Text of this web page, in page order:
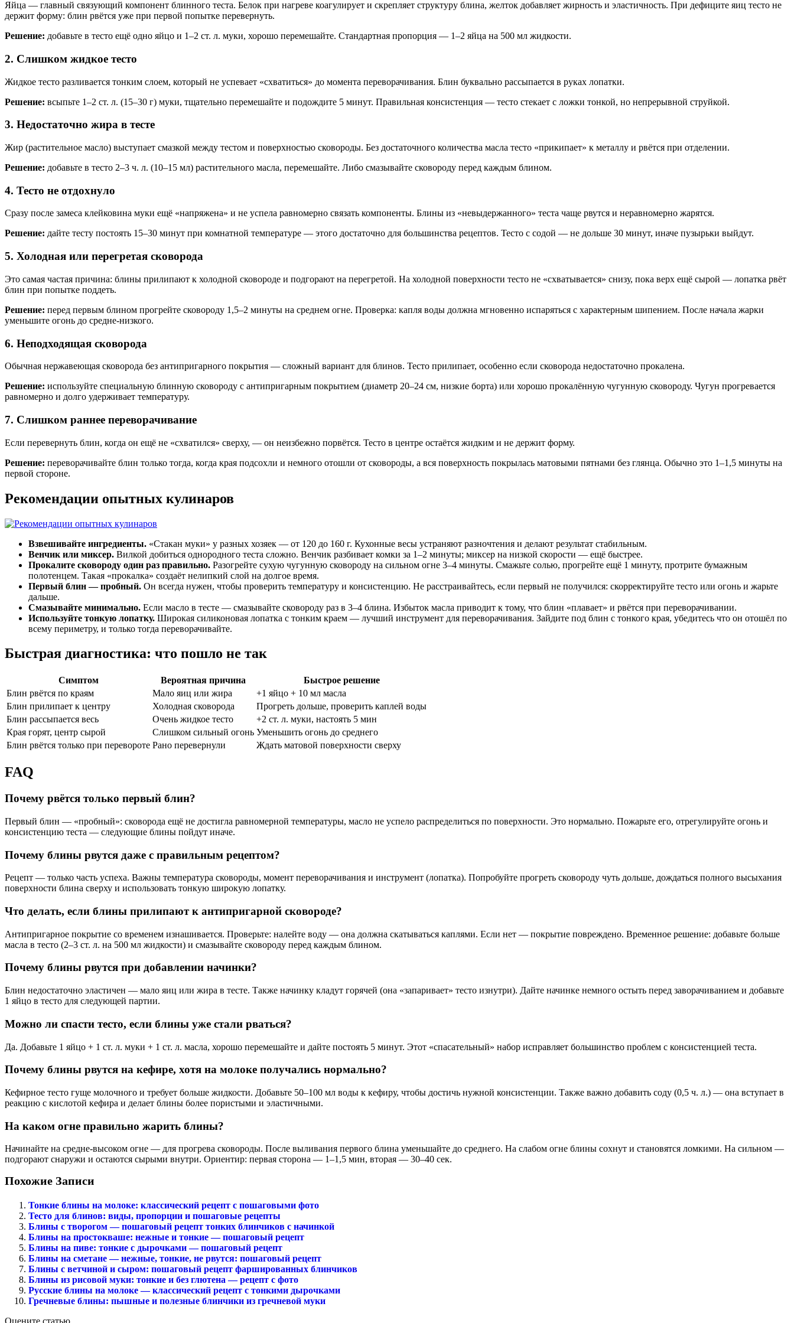
Яйца — главный связующий компонент блинного теста. Белок при нагреве коагулирует и скрепляет структуру блина, желток добавляет жирность и эластичность. При дефиците яиц тесто не
держит форму: блин рвётся уже при первой попытке перевернуть.
Решение: добавьте в тесто ещё одно яйцо и 1–2 ст. л. муки, хорошо перемешайте. Стандартная пропорция — 1–2 яйца на 500 мл жидкости.
2. Слишком жидкое тесто
Жидкое тесто разливается тонким слоем, который не успевает «схватиться» до момента переворачивания. Блин буквально рассыпается в руках лопатки.
Решение: всыпьте 1–2 ст. л. (15–30 г) муки, тщательно перемешайте и подождите 5 минут. Правильная консистенция — тесто стекает с ложки тонкой, но непрерывной струйкой.
3. Недостаточно жира в тесте
Жир (растительное масло) выступает смазкой между тестом и поверхностью сковороды. Без достаточного количества масла тесто «прикипает» к металлу и рвётся при отделении.
Решение: добавьте в тесто 2–3 ч. л. (10–15 мл) растительного масла, перемешайте. Либо смазывайте сковороду перед каждым блином.
4. Тесто не отдохнуло
Сразу после замеса клейковина муки ещё «напряжена» и не успела равномерно связать компоненты. Блины из «невыдержанного» теста чаще рвутся и неравномерно жарятся.
Решение: дайте тесту постоять 15–30 минут при комнатной температуре — этого достаточно для большинства рецептов. Тесто с содой — не дольше 30 минут, иначе пузырьки выйдут.
5. Холодная или перегретая сковорода
Это самая частая причина: блины прилипают к холодной сковороде и подгорают на перегретой. На холодной поверхности тесто не «схватывается» снизу, пока верх ещё сырой — лопатка рвёт
блин при попытке поддеть.
Решение: перед первым блином прогрейте сковороду 1,5–2 минуты на среднем огне. Проверка: капля воды должна мгновенно испаряться с характерным шипением. После начала жарки
уменьшите огонь до средне-низкого.
6. Неподходящая сковорода
Обычная нержавеющая сковорода без антипригарного покрытия — сложный вариант для блинов. Тесто прилипает, особенно если сковорода недостаточно прокалена.
Решение: используйте специальную блинную сковороду с антипригарным покрытием (диаметр 20–24 см, низкие борта) или хорошо прокалённую чугунную сковороду. Чугун прогревается
равномерно и долго удерживает температуру.
7. Слишком раннее переворачивание
Если перевернуть блин, когда он ещё не «схватился» сверху, — он неизбежно порвётся. Тесто в центре остаётся жидким и не держит форму.
Решение: переворачивайте блин только тогда, когда края подсохли и немного отошли от сковороды, а вся поверхность покрылась матовыми пятнами без глянца. Обычно это 1–1,5 минуты на
первой стороне.
Рекомендации опытных кулинаров
Взвешивайте ингредиенты. «Стакан муки» у разных хозяек — от 120 до 160 г. Кухонные весы устраняют разночтения и делают результат стабильным.
Венчик или миксер. Вилкой добиться однородного теста сложно. Венчик разбивает комки за 1–2 минуты; миксер на низкой скорости — ещё быстрее.
Прокалите сковороду один раз правильно. Разогрейте сухую чугунную сковороду на сильном огне 3–4 минуты. Смажьте солью, прогрейте ещё 1 минуту, протрите бумажным
полотенцем. Такая «прокалка» создаёт нелипкий слой на долгое время.
Первый блин — пробный. Он всегда нужен, чтобы проверить температуру и консистенцию. Не расстраивайтесь, если первый не получился: скорректируйте тесто или огонь и жарьте
дальше.
Смазывайте минимально. Если масло в тесте — смазывайте сковороду раз в 3–4 блина. Избыток масла приводит к тому, что блин «плавает» и рвётся при переворачивании.
Используйте тонкую лопатку. Широкая силиконовая лопатка с тонким краем — лучший инструмент для переворачивания. Зайдите под блин с тонкого края, убедитесь что он отошёл по
всему периметру, и только тогда переворачивайте.
Быстрая диагностика: что пошло не так
Симптом Вероятная причина
Быстрое решение
Блин рвётся по краям
Мало яиц или жира
+1 яйцо + 10 мл масла
Блин прилипает к центру
Холодная сковорода
Прогреть дольше, проверить каплей воды
Блин рассыпается весь
Очень жидкое тесто
+2 ст. л. муки, настоять 5 мин
Края горят, центр сырой
Слишком сильный огонь Уменьшить огонь до среднего
Блин рвётся только при перевороте Рано перевернули Ждать матовой поверхности сверху
FAQ
Почему рвётся только первый блин?
Первый блин — «пробный»: сковорода ещё не достигла равномерной температуры, масло не успело распределиться по поверхности. Это нормально. Пожарьте его, отрегулируйте огонь и
консистенцию теста — следующие блины пойдут иначе.
Почему блины рвутся даже с правильным рецептом?
Рецепт — только часть успеха. Важны температура сковороды, момент переворачивания и инструмент (лопатка). Попробуйте прогреть сковороду чуть дольше, дождаться полного высыхания
поверхности блина сверху и использовать тонкую широкую лопатку.
Что делать, если блины прилипают к антипригарной сковороде?
Антипригарное покрытие со временем изнашивается. Проверьте: налейте воду — она должна скатываться каплями. Если нет — покрытие повреждено. Временное решение: добавьте больше
масла в тесто (2–3 ст. л. на 500 мл жидкости) и смазывайте сковороду перед каждым блином.
Почему блины рвутся при добавлении начинки?
Блин недостаточно эластичен — мало яиц или жира в тесте. Также начинку кладут горячей (она «запаривает» тесто изнутри). Дайте начинке немного остыть перед заворачиванием и добавьте
1 яйцо в тесто для следующей партии.
Можно ли спасти тесто, если блины уже стали рваться?
Да. Добавьте 1 яйцо + 1 ст. л. муки + 1 ст. л. масла, хорошо перемешайте и дайте постоять 5 минут. Этот «спасательный» набор исправляет большинство проблем с консистенцией теста.
Почему блины рвутся на кефире, хотя на молоке получались нормально?
Кефирное тесто гуще молочного и требует больше жидкости. Добавьте 50–100 мл воды к кефиру, чтобы достичь нужной консистенции. Также важно добавить соду (0,5 ч. л.) — она вступает в
реакцию с кислотой кефира и делает блины более пористыми и эластичными.
На каком огне правильно жарить блины?
Начинайте на средне-высоком огне — для прогрева сковороды. После выливания первого блина уменьшайте до среднего. На слабом огне блины сохнут и становятся ломкими. На сильном —
подгорают снаружи и остаются сырыми внутри. Ориентир: первая сторона — 1–1,5 мин, вторая — 30–40 сек.
Похожие Записи
Тонкие блины на молоке: классический рецепт с пошаговыми фото
Тесто для блинов: виды, пропорции и пошаговые рецепты
Блины с творогом — пошаговый рецепт тонких блинчиков с начинкой
Блины на простокваше: нежные и тонкие — пошаговый рецепт
Блины на пиве: тонкие с дырочками — пошаговый рецепт
Блины на сметане — нежные, тонкие, не рвутся: пошаговый рецепт
Блины с ветчиной и сыром: пошаговый рецепт фаршированных блинчиков
Блины из рисовой муки: тонкие и без глютена — рецепт с фото
Русские блины на молоке — классический рецепт с тонкими дырочками
Гречневые блины: пышные и полезные блинчики из гречневой муки